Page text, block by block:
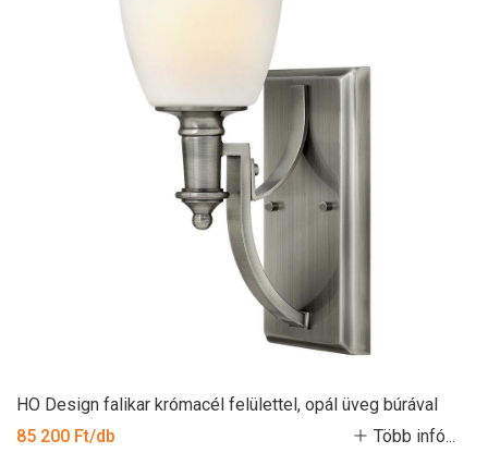
HO Design falikar krómacél felülettel, opál üveg búrával
85 200 Ft/db
Több infó...